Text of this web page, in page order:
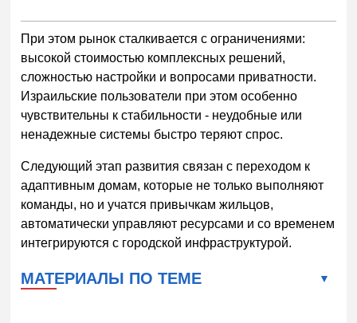
При этом рынок сталкивается с ограничениями:
высокой стоимостью комплексных решений,
сложностью настройки и вопросами приватности.
Израильские пользователи при этом особенно
чувствительны к стабильности - неудобные или
ненадежные системы быстро теряют спрос.
Следующий этап развития связан с переходом к
адаптивным домам, которые не только выполняют
команды, но и учатся привычкам жильцов,
автоматически управляют ресурсами и со временем
интегрируются с городской инфраструктурой.
МАТЕРИАЛЫ ПО ТЕМЕ